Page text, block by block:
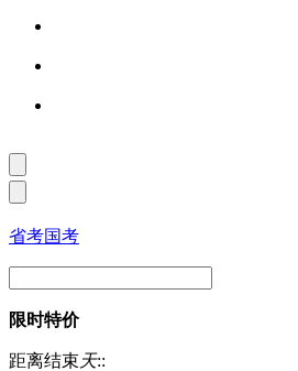
省考国考
限时特价
距离结束 天::